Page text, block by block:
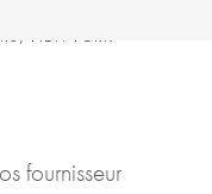
NEW-YORK
fournisseur